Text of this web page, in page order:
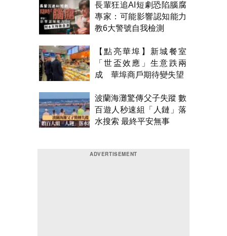
長輩狂追AI短劇恐陷腦腐
專家：可能影響認知能力
教6大警號自我檢測
【點亮華埠】新城餐室
「世盃效應」生意跌兩
成 華埠商戶期待變失望
波蘭海灘驚傳父子失蹤 數
百遊人秒速組「人鏈」落
水搜索 最終平安無事